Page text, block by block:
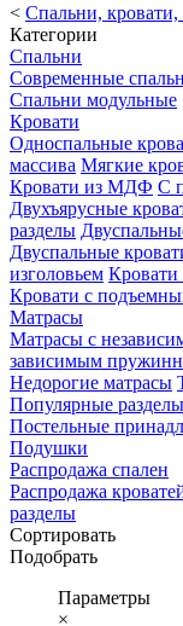
< Спальни, кровати,
Категории
Спальни
Современные
Спальни модульные
Кровати
Односпальные
массива Мягкие
Кровати из МДФ С
Двухъярусные
разделы
Двуспальные
изголовьем
Кровати с
Матрасы
Матрасы с
зависимым
Недорогие матрасы
Популярные разделы
Постельные
Подушки
Распродажа спален
Распродажа
разделы
Сортировать
Подобрать
Параметры
×